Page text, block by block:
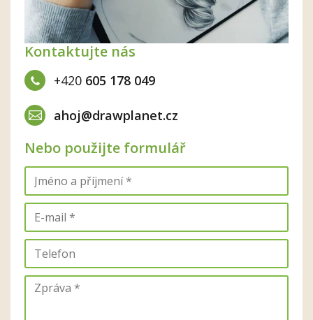
Kontaktujte nás
+420 605 178 049
ahoj@drawplanet.cz
Nebo použijte formulář